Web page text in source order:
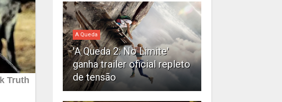
A Queda
'A Queda 2: No Limite'
ganha trailer oficial repleto
de tensão